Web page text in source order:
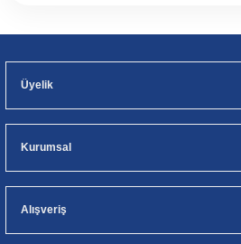
Üyelik
Kurumsal
Alışveriş